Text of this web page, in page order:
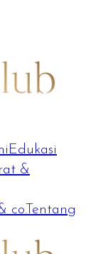
Edukasi
&
co.Tentang